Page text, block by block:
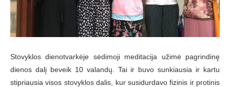
Stovyklos dienotvarkėje sėdimoji meditacija užimė pagrindinę
dienos dalį beveik 10 valandų. Tai ir buvo sunkiausia ir kartu
stipriausia visos stovyklos dalis, kur susidurdavo fizinis ir protinis